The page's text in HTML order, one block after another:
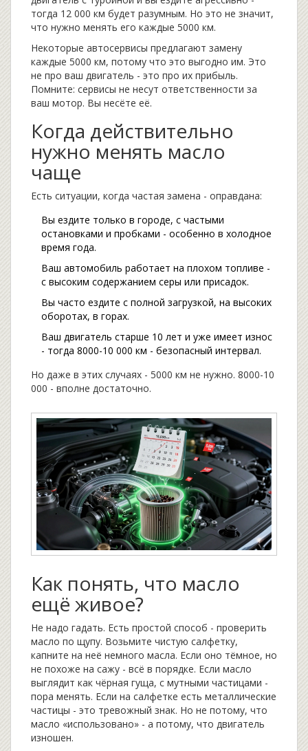
тогда 12 000 км будет разумным. Но это не значит,
что нужно менять его каждые 5000 км.
Некоторые автосервисы предлагают замену
каждые 5000 км, потому что это выгодно им. Это
не про ваш двигатель - это про их прибыль.
Помните: сервисы не несут ответственности за
ваш мотор. Вы несёте её.
Когда действительно
нужно менять масло
чаще
Есть ситуации, когда частая замена - оправдана:
Вы ездите только в городе, с частыми
остановками и пробками - особенно в холодное
время года.
Ваш автомобиль работает на плохом топливе -
с высоким содержанием серы или присадок.
Вы часто ездите с полной загрузкой, на высоких
оборотах, в горах.
Ваш двигатель старше 10 лет и уже имеет износ
- тогда 8000-10 000 км - безопасный интервал.
Но даже в этих случаях - 5000 км не нужно. 8000-10
000 - вполне достаточно.
Как понять, что масло
ещё живое?
Не надо гадать. Есть простой способ - проверить
масло по щупу. Возьмите чистую салфетку,
капните на неё немного масла. Если оно тёмное, но
не похоже на сажу - всё в порядке. Если масло
выглядит как чёрная гуща, с мутными частицами -
пора менять. Если на салфетке есть металлические
частицы - это тревожный знак. Но не потому, что
масло «использовано» - а потому, что двигатель
изношен.